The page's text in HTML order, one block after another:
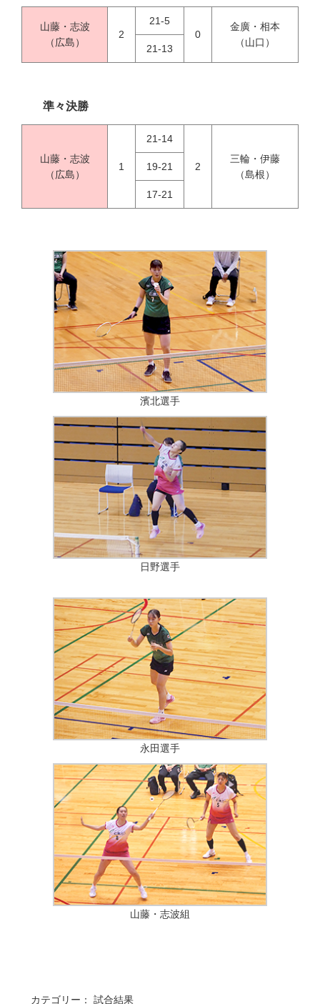
山藤・志波
（広島）
2
21-5
0
金廣・相本
（山口）
21-13
準々決勝
山藤・志波
（広島）
1
21-14
2
三輪・伊藤
（島根）
19-21
17-21
濱北選手
日野選手
永田選手
山藤・志波組
カテゴリー： 試合結果